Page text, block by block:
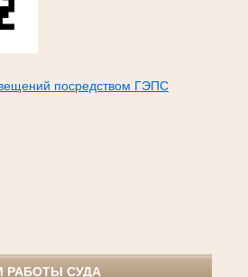
посредством ГЭПС
РАБОТЫ СУДА